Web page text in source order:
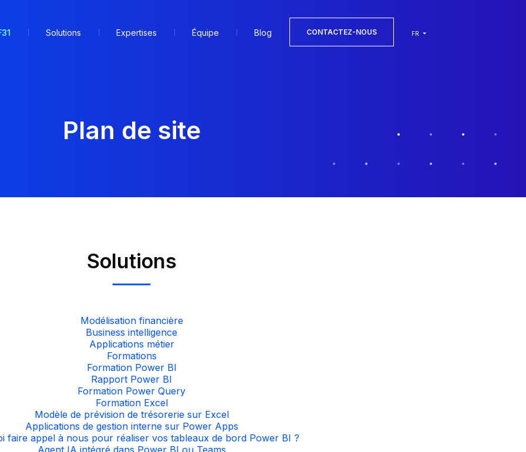
Solutions Expertises Équipe Blog CONTACTEZ-NOUS FR
Plan de site
Solutions
Modélisation financière
Business intelligence
Applications métier
Formations
Formation Power BI
Rapport Power BI
Formation Power Query
Formation Excel
Modèle de prévision de trésorerie sur Excel
Applications de gestion interne sur Power Apps
faire appel à nous pour réaliser vos tableaux de bord Power BI ?
Agent IA intégré dans Power BI ou Teams